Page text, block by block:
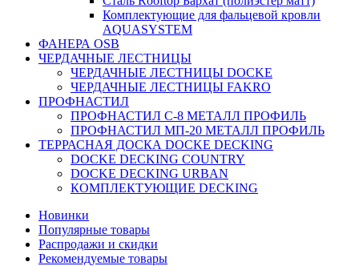
Комплектующие для фальцевой кровли
AQUASYSTEM
ФАНЕРА OSB
ЧЕРДАЧНЫЕ ЛЕСТНИЦЫ
ЧЕРДАЧНЫЕ ЛЕСТНИЦЫ DOCKE
ЧЕРДАЧНЫЕ ЛЕСТНИЦЫ FAKRO
ПРОФНАСТИЛ
ПРОФНАСТИЛ C-8 МЕТАЛЛ ПРОФИЛЬ
ПРОФНАСТИЛ МП-20 МЕТАЛЛ ПРОФИЛЬ
ТЕРРАСНАЯ ДОСКА DOCKE DECKING
DOCKE DECKING COUNTRY
DOCKE DECKING URBAN
КОМПЛЕКТУЮЩИЕ DECKING
Новинки
Популярные товары
Распродажи и скидки
Рекомендуемые товары